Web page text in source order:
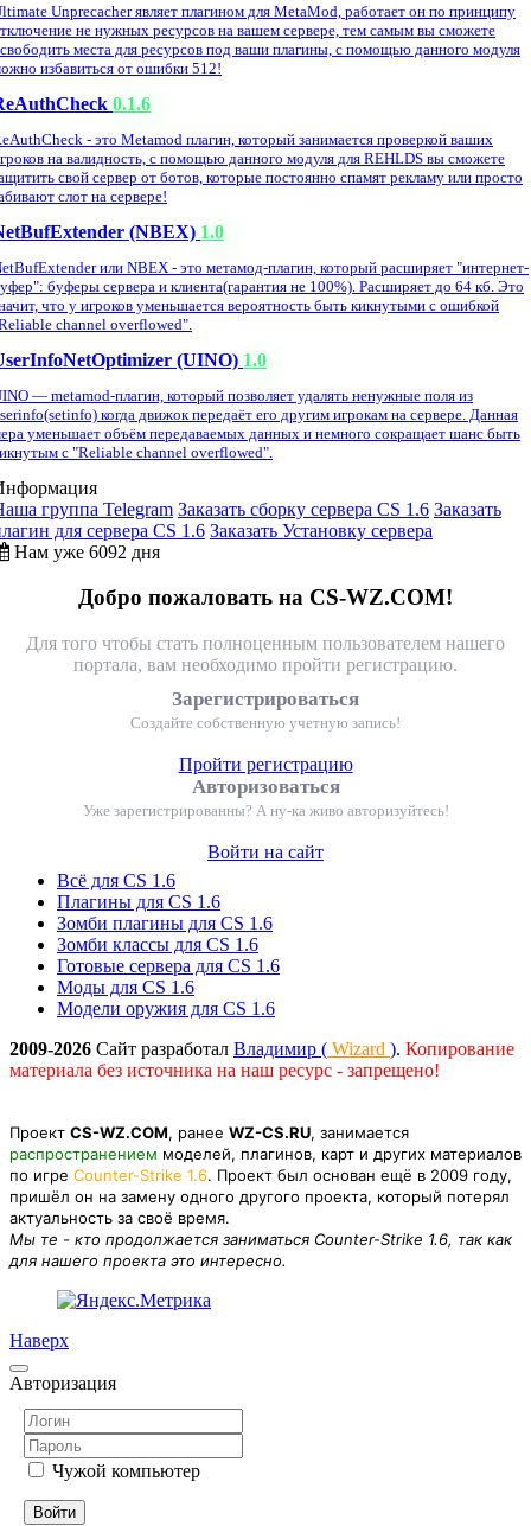
Unprecacher являет плагином для MetaMod, работает он по принципу
не нужных ресурсов на вашем сервере, тем самым вы сможете
места для ресурсов под ваши плагины, с помощью данного модуля
избавиться от ошибки 512!
0.1.6
- это Metamod плагин, который занимается проверкой ваших
на валидность, с помощью данного модуля для REHLDS вы сможете
свой сервер от ботов, которые постоянно спамят рекламу или просто
слот на сервере!
(NBEX) 1.0
или NBEX - это метамод-плагин, который расширяет "интернет-
буферы сервера и клиента(гарантия не 100%). Расширяет до 64 кб. Это
что у игроков уменьшается вероятность быть кикнутыми с ошибкой
channel overflowed".
(UINO) 1.0
— metamod-плагин, который позволяет удалять ненужные поля из
когда движок передаёт его другим игрокам на сервере. Данная
уменьшает объём передаваемых данных и немного сокращает шанс быть
с "Reliable channel overflowed".
группа Telegram Заказать сборку сервера CS 1.6 Заказать
для сервера CS 1.6 Заказать Установку сервера
Нам уже 6092 дня
Добро пожаловать на CS-WZ.COM!
Для того чтобы стать полноценным пользователем нашего
портала, вам необходимо пройти регистрацию.
Зарегистрироваться
Создайте собственную учетную запись!
Пройти регистрацию
Авторизоваться
Уже зарегистрированны? А ну-ка живо авторизуйтесь!
Войти на сайт
Всё для CS 1.6
Плагины для CS 1.6
Зомби плагины для CS 1.6
Зомби классы для CS 1.6
Готовые сервера для CS 1.6
Моды для CS 1.6
Модели оружия для CS 1.6
2009-2026 Сайт разработал Владимир ( Wizard ). Копирование
материала без источника на наш ресурс - запрещено!
Проект CS-WZ.COM, ранее WZ-CS.RU, занимается
распространением моделей, плагинов, карт и других материалов
по игре Counter-Strike 1.6. Проект был основан ещё в 2009 году,
пришёл он на замену одного другого проекта, который потерял
актуальность за своё время.
Мы те - кто продолжается заниматься Counter-Strike 1.6, так как
для нашего проекта это интересно.
Наверх
Авторизация
Чужой компьютер
Войти